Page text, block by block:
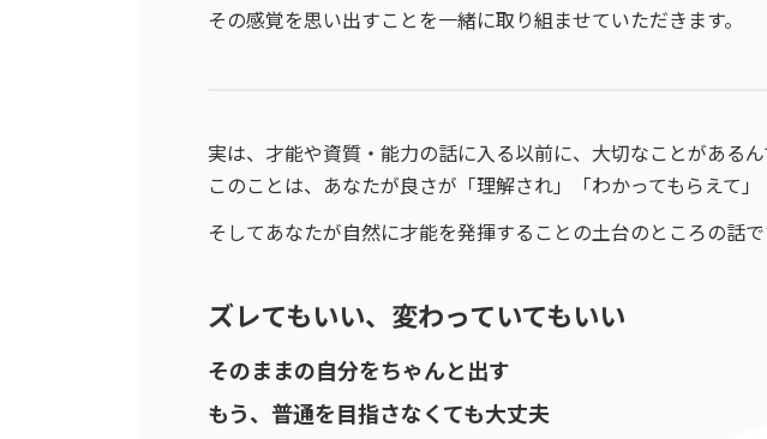
その感覚を思い出すことを一緒に取り組ませていただきます。
実は、才能や資質・能力の話に入る以前に、大切なことがあるん
このことは、あなたが良さが「理解され」「わかってもらえて」
そしてあなたが自然に才能を発揮することの土台のところの話で
ズレてもいい、変わっていてもいい
そのままの自分をちゃんと出す
もう、普通を目指さなくても大丈夫